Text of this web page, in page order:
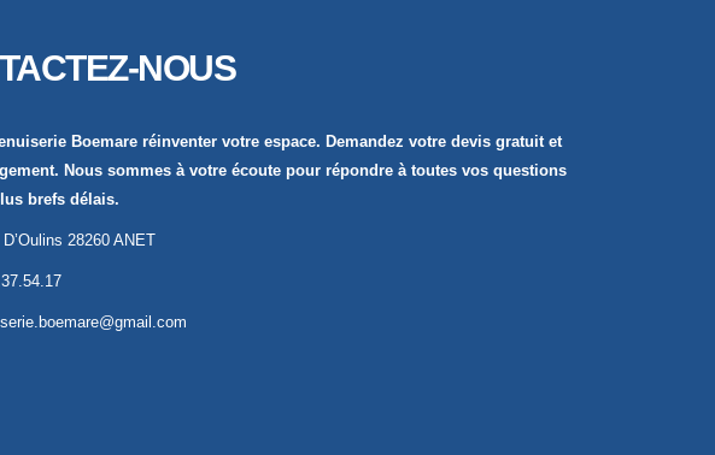
NOUS
Boemare réinventer votre espace. Demandez votre devis gratuit et
Nous sommes à votre écoute pour répondre à toutes vos questions
brefs délais.
28260 ANET